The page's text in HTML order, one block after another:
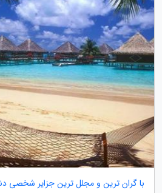
با گران ترین و مجلل ترین جزایر شخصی